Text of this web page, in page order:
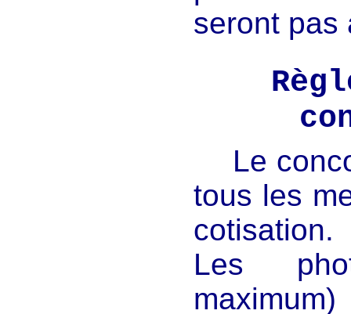
seront pas
Le
tous les
cotisation.
Les